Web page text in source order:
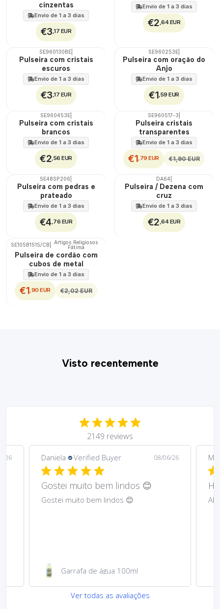
cinzentas
Envio de 1 a 3 dias
€3,17 EUR
Envio de 1 a 3 dias
€2,64 EUR
SE960130BE|
Pulseira com cristais
escuros
Envio de 1 a 3 dias
€3,17 EUR
SE960253E
Pulseira com oração do
Anjo
Envio de 1 a 3 dias
€1,59 EUR
SE960453E|
Pulseira com cristais
brancos
Envio de 1 a 3 dias
€2,56 EUR
DESCONTO
SE960517-3
Pulseira cristais
transparentes
Envio de 1 a 3 dias
€1,79 EUR €1,90 EUR
SE48SP206
Pulseira com pedras e
prateado
Envio de 1 a 3 dias
€4,76 EUR
DA64
Pulseira / Dezena com
cruz
Envio de 1 a 3 dias
€2,64 EUR
DESCONTO
SE105B1515/CB Artigos Religiosos
Fátima
Pulseira de cordão com
cubos de metal
Envio de 1 a 3 dias
€1,90 EUR €2,02 EUR
Visto recentemente
2149 reviews
26 Daniela Verified Buyer 08/06/26
Gostei muito bem lindos 😊
Gostei muito bem lindos 😊
Garrafa de água 100ml
Ver todas as avaliações